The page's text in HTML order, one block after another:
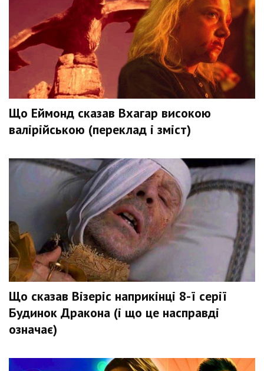
Що Еймонд сказав Вхагар високою
валірійською (переклад і зміст)
Що сказав Візеріс наприкінці 8-ї серії
Будинок Дракона (і що це насправді
означає)